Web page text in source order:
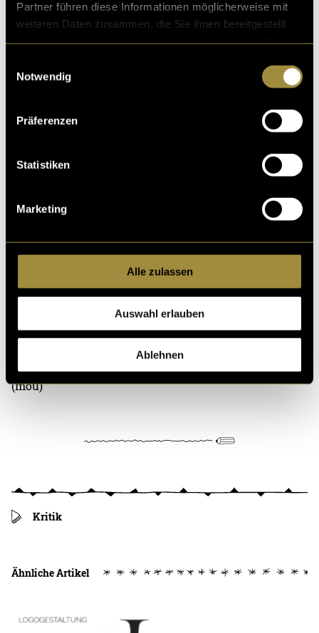
Partner führen diese Informationen möglicherweise mit
weiteren Daten zusammen, die Sie ihnen bereitgestellt
Notwendig
Präferenzen
Statistiken
Marketing
Alle zulassen
Auswahl erlauben
Ablehnen
(mou)
Kritik
Ähnliche Artikel